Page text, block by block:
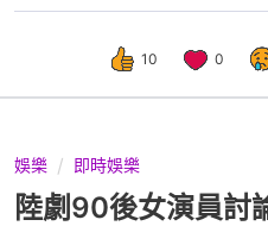
10 0
娛樂 即時娛樂
陸劇90後女演員